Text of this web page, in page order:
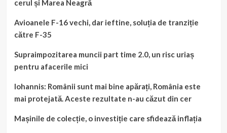
cerul și Marea Neagră
Avioanele F-16 vechi, dar ieftine, soluția de tranziție
către F-35
Supraimpozitarea muncii part time 2.0, un risc uriaș
pentru afacerile mici
Iohannis: Românii sunt mai bine apărați, România este
mai protejată. Aceste rezultate n-au căzut din cer
Mașinile de colecție, o investiție care sfidează inflația